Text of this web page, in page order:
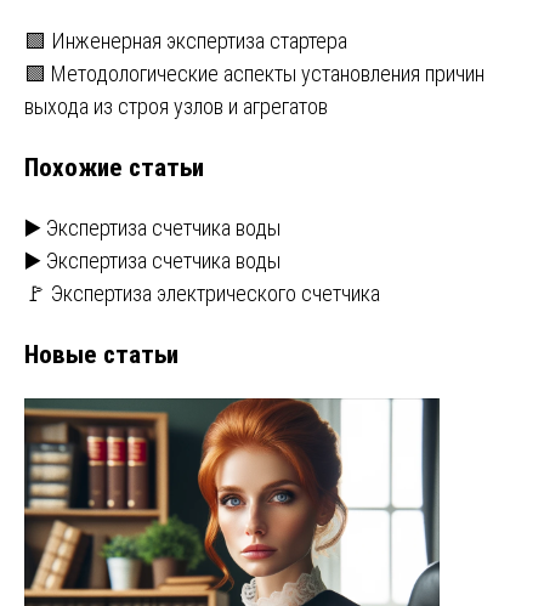
Навигация
по
🟩 Инженерная экспертиза стартера
🟩 Методологические аспекты установления причин
выхода из строя узлов и агрегатов
Похожие статьи
▶️ Экспертиза счетчика воды
▶️ Экспертиза счетчика воды
🚩 Экспертиза электрического счетчика
Новые статьи